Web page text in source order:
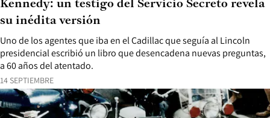
14 SEPTIEMBRE
Uno de los agentes que iba en el Cadillac que seguía al Lincoln
presidencial escribió un libro que desencadena nuevas preguntas,
a 60 años del atentado.
Kennedy: un testigo del Servicio Secreto revela
su inédita versión